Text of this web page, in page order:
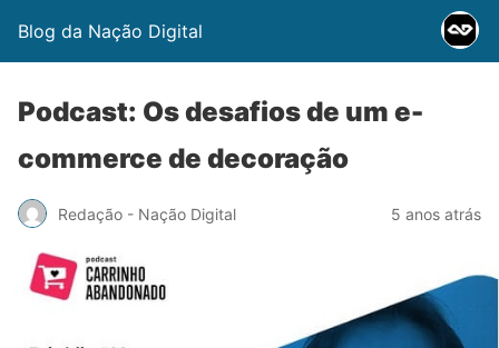
Blog da Nação Digital
Podcast: Os desafios de um e-
commerce de decoração
Redação - Nação Digital 5 anos atrás